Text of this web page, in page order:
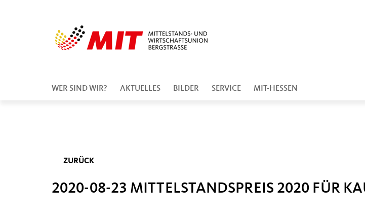
WER SIND WIR? AKTUELLES BILDER SERVICE MIT-HESSEN
ZURÜCK
2020-08-23 MITTELSTANDSPREIS 2020 FÜR